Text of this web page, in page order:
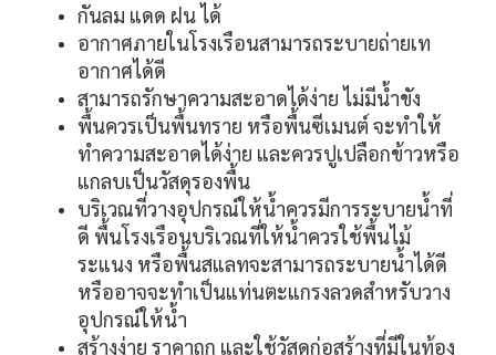
กันลม แดด ฝน ได้
อากาศภายในโรงเรือนสามารถระบายถ่ายเท
อากาศได้ดี
สามารถรักษาความสะอาดได้ง่าย ไม่มีน้ำขัง
พื้นควรเป็นพื้นทราย หรือพื้นซีเมนต์ จะทำให้
ทำความสะอาดได้ง่าย และควรปูเปลือกข้าวหรือ
แกลบเป็นวัสดุรองพื้น
บริเวณที่วางอุปกรณ์ให้น้ำควรมีการระบายน้ำที่
ดี พื้นโรงเรือนบริเวณที่ให้น้ำควรใช้พื้นไม้
ระแนง หรือพื้นสแลทจะสามารถระบายน้ำได้ดี
หรืออาจจะทำเป็นแท่นตะแกรงลวดสำหรับวาง
อุปกรณ์ให้น้ำ
สร้างง่าย ราคาถูก และใช้วัสดุก่อสร้างที่มีในท้อง